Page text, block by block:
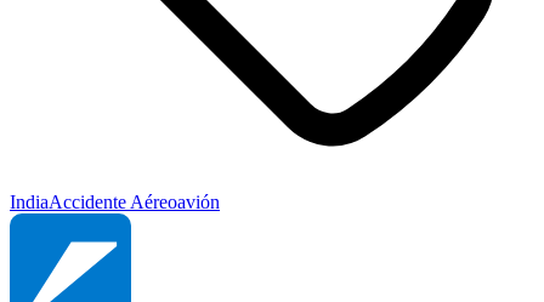
IndiaAccidente Aéreoavión